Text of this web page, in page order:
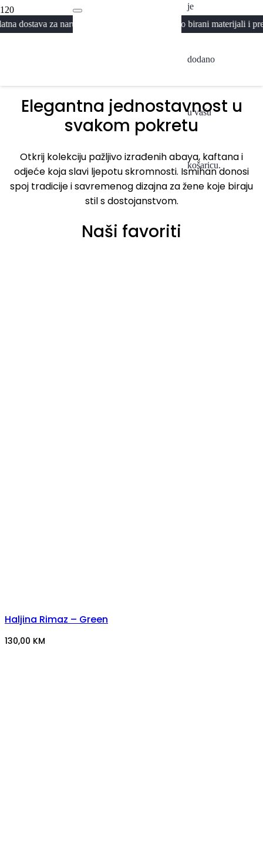
iznad 300KM · Pažljivo birani materijali i premium
je
dodano
u vašu
košaricu.
Abaya
Elegantna jednostavnost u
svakom pokretu
Otkrij kolekciju pažljivo izrađenih abaya, kaftana i
odjeće koja slavi ljepotu skromnosti. Ismihan donosi
spoj tradicije i savremenog dizajna za žene koje biraju
stil s dostojanstvom.
Naši favoriti
Haljina Rimaz – Green
130,00 KM